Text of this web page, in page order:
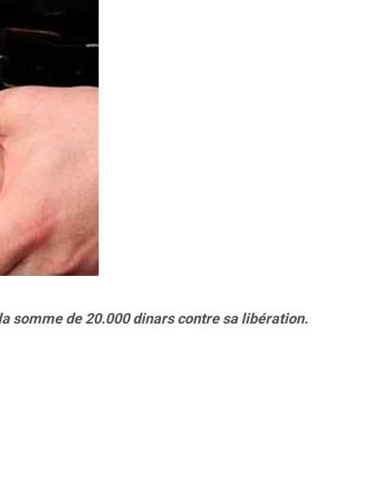
somme de 20.000 dinars contre sa libération.